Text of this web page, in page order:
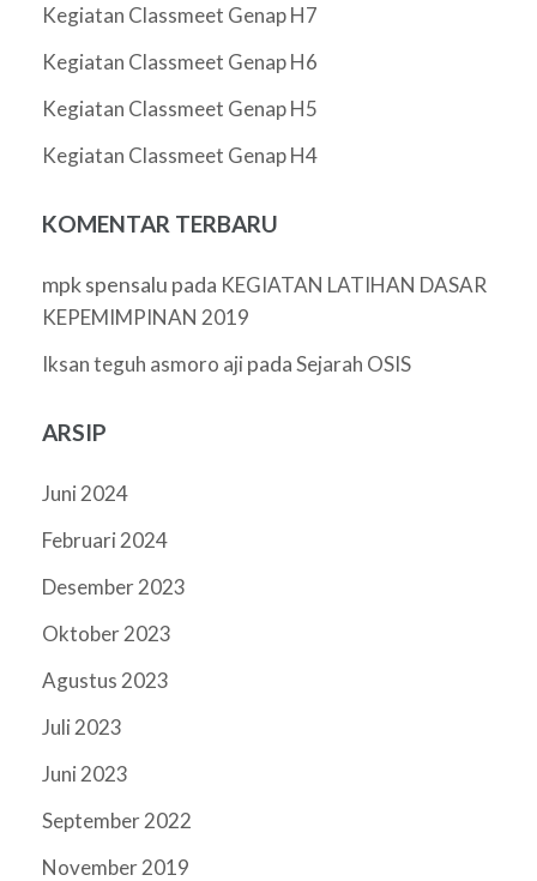
Kegiatan Classmeet Genap H7
Kegiatan Classmeet Genap H6
Kegiatan Classmeet Genap H5
Kegiatan Classmeet Genap H4
KOMENTAR TERBARU
mpk spensalu pada KEGIATAN LATIHAN DASAR
KEPEMIMPINAN 2019
Iksan teguh asmoro aji padaSejarah OSIS
ARSIP
Juni 2024
Februari 2024
Desember 2023
Oktober 2023
Agustus 2023
Juli 2023
Juni 2023
September 2022
November 2019